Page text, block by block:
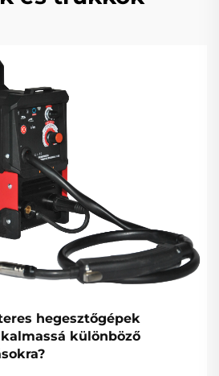
hegesztőgépek
különböző